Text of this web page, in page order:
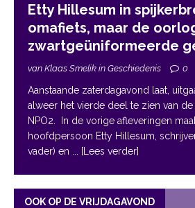
Etty Hillesum in
omafiets, maar de
zwartgeüniformeerde
van Klaas Smelik in Geschiedenis 0
Aanstaande zaterdagavond laat,
alweer het vierde deel te zien van de
NPO2. In de vorige afleveringen
hoofdpersoon Etty Hillesum,
vader) en
... [Lees verder]
OOK OP DE VRIJDAGAVOND